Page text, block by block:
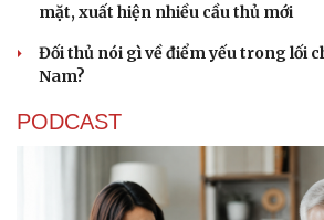
mặt, xuất hiện nhiều cầu thủ mới
Đối thủ nói gì về điểm yếu trong lối
Nam?
PODCAST